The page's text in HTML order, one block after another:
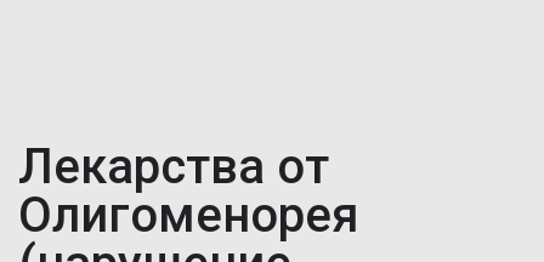
Лекарства от
Олигоменорея